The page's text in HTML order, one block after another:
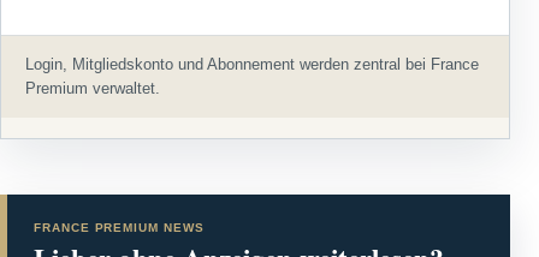
Login, Mitgliedskonto und Abonnement werden zentral bei France
Premium verwaltet.
FRANCE PREMIUM NEWS